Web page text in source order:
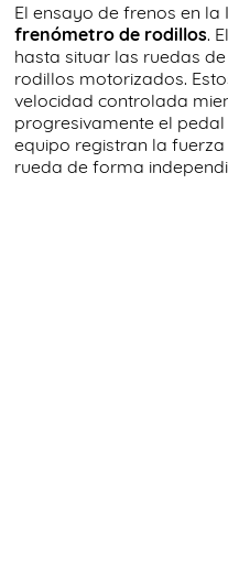
El ensayo de frenos en la
frenómetro de rodillos.
hasta situar las ruedas
rodillos motorizados.
velocidad controlada
progresivamente el
equipo registran la
rueda de forma